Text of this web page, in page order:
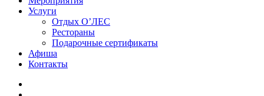
Услуги
Отдых О’ЛЕС
Рестораны
Подарочные сертификаты
Афиша
Контакты